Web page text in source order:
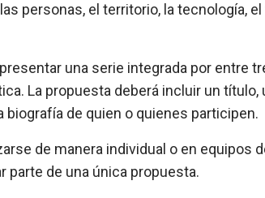
personas, el territorio, la tecnología,
una serie integrada por entre
La propuesta deberá incluir un título,
biografía de quien o quienes participen.
de manera individual o en equipos
parte de una única propuesta.